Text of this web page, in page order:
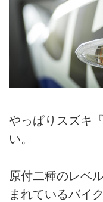
やっぱりスズキ
い。
原付二種のレベ
まれているバイ